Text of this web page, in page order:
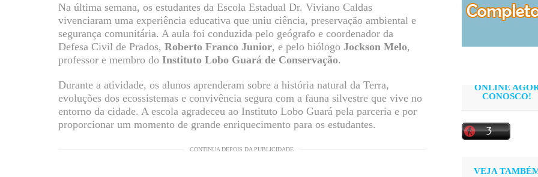
Na última semana, os estudantes da Escola Estadual Dr. Viviano Caldas
vivenciaram uma experiência educativa que uniu ciência, preservação ambiental e
segurança comunitária. A aula foi conduzida pelo geógrafo e coordenador da
Defesa Civil de Prados, Roberto Franco Junior, e pelo biólogo Jockson Melo,
professor e membro do Instituto Lobo Guará de Conservação.
Durante a atividade, os alunos aprenderam sobre a história natural da Terra,
evoluções dos ecossistemas e convivência segura com a fauna silvestre que vive no
entorno da cidade. A escola agradeceu ao Instituto Lobo Guará pela parceria e por
proporcionar um momento de grande enriquecimento para os estudantes.
CONTINUA DEPOIS DA PUBLICIDADE
ONLINE
CONOSCO!
VEJA